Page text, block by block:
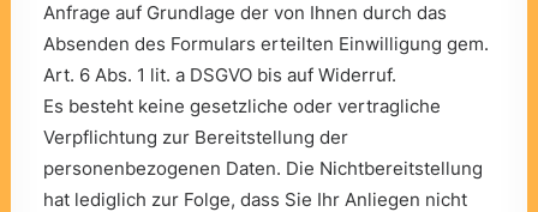
Anfrage auf Grundlage der von Ihnen durch das
Absenden des Formulars erteilten Einwilligung gem.
Art. 6 Abs. 1 lit. a DSGVO bis auf Widerruf.
Es besteht keine gesetzliche oder vertragliche
Verpflichtung zur Bereitstellung der
personenbezogenen Daten. Die Nichtbereitstellung
hat lediglich zur Folge, dass Sie Ihr Anliegen nicht